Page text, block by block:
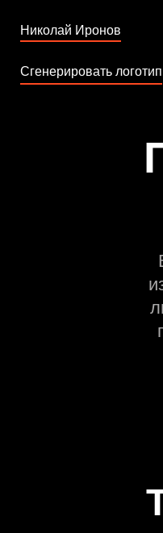
Николай Иронов
Сгенерировать логотип